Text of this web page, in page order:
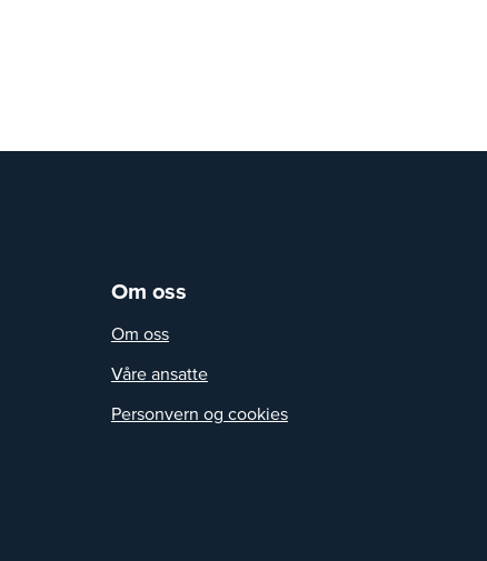
Om oss
Om oss
Våre ansatte
Personvern og cookies